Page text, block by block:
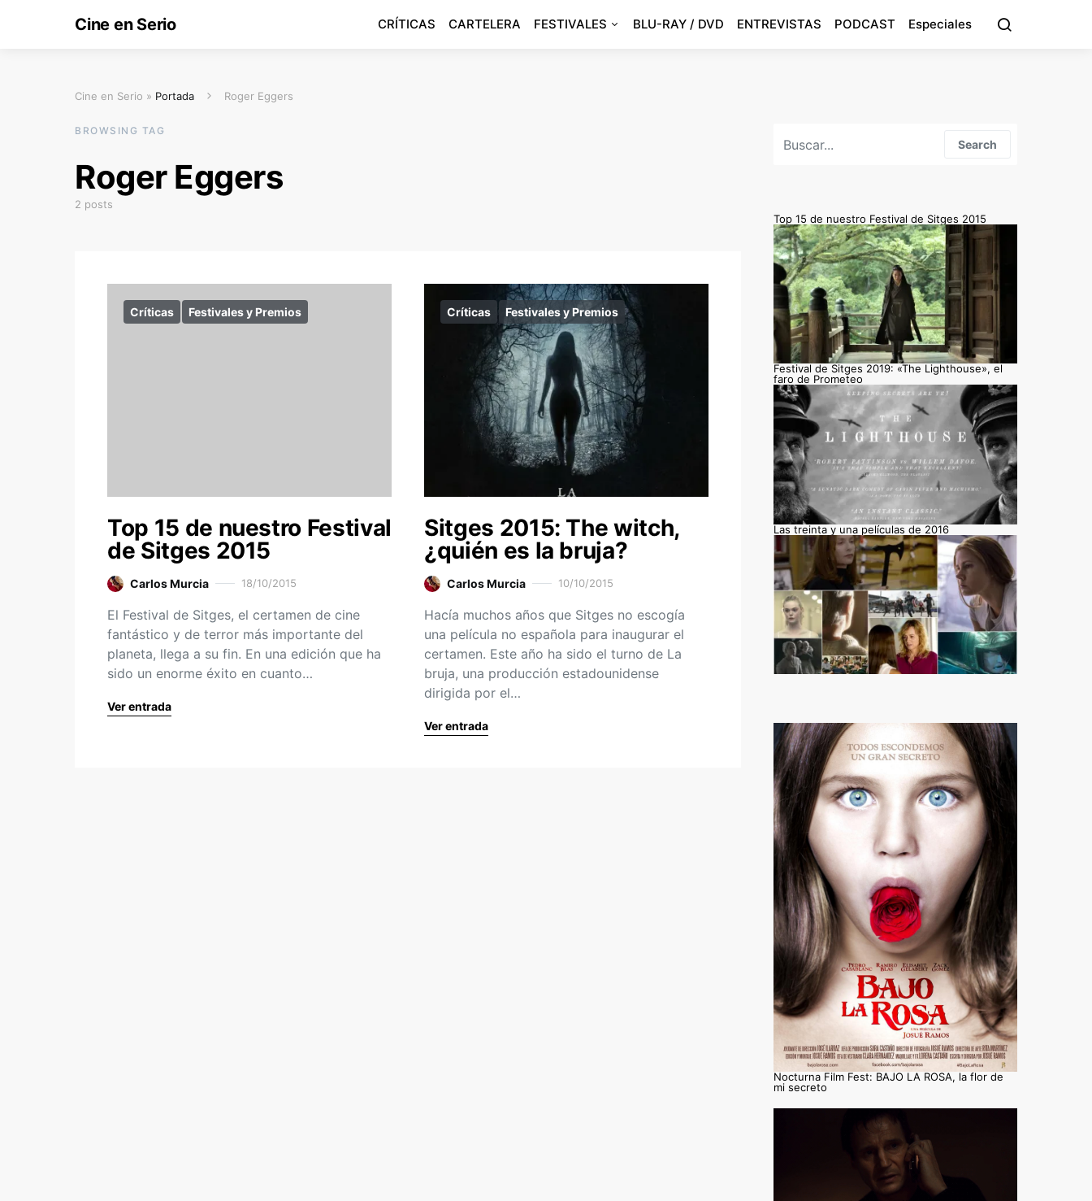
Cine en Serio CRÍTICAS CARTELERA FESTIVALES BLU-RAY / DVD ENTREVISTAS PODCAST Especiales
Cine en Serio » Portada Roger Eggers
BROWSING TAG
Roger Eggers
2 posts
Críticas Festivales y Premios
Top 15 de nuestro Festival
de Sitges 2015
Carlos Murcia 18/10/2015
El Festival de Sitges, el certamen de cine
fantástico y de terror más importante del
planeta, llega a su fin. En una edición que ha
sido un enorme éxito en cuanto…
Ver entrada
Críticas Festivales y Premios
Sitges 2015: The witch,
¿quién es la bruja?
Carlos Murcia 10/10/2015
Hacía muchos años que Sitges no escogía
una película no española para inaugurar el
certamen. Este año ha sido el turno de La
bruja, una producción estadounidense
dirigida por el…
Ver entrada
Search
Top 15 de nuestro Festival de Sitges 2015
Festival de Sitges 2019: «The Lighthouse», el
faro de Prometeo
Las treinta y una películas de 2016
Nocturna Film Fest: BAJO LA ROSA, la flor de
mi secreto